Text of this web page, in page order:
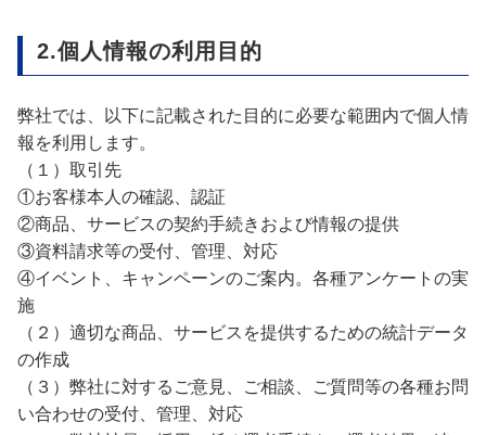
2.個人情報の利用目的
弊社では、以下に記載された目的に必要な範囲内で個人情
報を利用します。
（１）取引先
①お客様本人の確認、認証
②商品、サービスの契約手続きおよび情報の提供
③資料請求等の受付、管理、対応
④イベント、キャンペーンのご案内。各種アンケートの実
施
（２） 適切な商品、サービスを提供するための統計データ
の作成
（３） 弊社に対するご意見、ご相談、ご質問等の各種お問
い合わせの受付、管理、対応